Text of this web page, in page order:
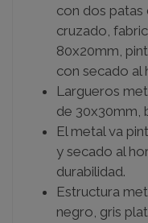
con dos
cruzado,
80x20mm,
con secado al
Largueros
de 30x30mm,
El metal va
y secado al
durabilidad.
Estructura
negro, gris